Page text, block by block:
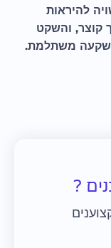
להיראות
קוצר, והשקט
משתלמת.
?